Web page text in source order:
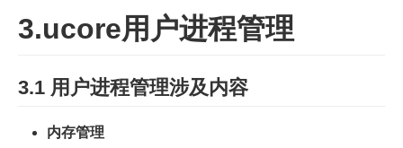
3.ucore用户进程管理
3.1 用户进程管理涉及内容
内存管理